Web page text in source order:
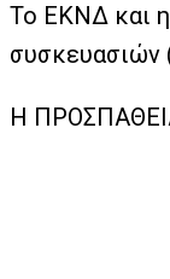
Το ΕΚΝΔ και
συσκευασιών
Η